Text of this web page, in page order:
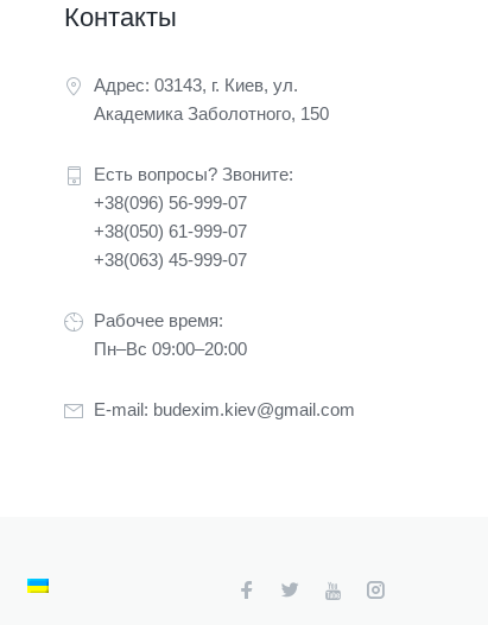
Контакты
Адрес: 03143, г. Киев, ул.
Академика Заболотного, 150
Есть вопросы? Звоните:
+38(096) 56-999-07
+38(050) 61-999-07
+38(063) 45-999-07
Рабочее время:
Пн–Вс 09:00–20:00
E-mail: budexim.kiev@gmail.com